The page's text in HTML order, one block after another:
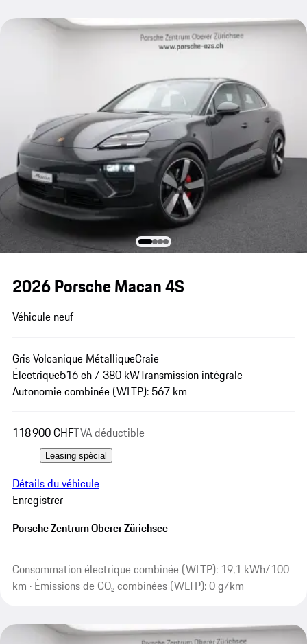
2026 Porsche Macan 4S
Véhicule neuf
Gris Volcanique MétalliqueCraie
Électrique516 ch / 380 kWTransmission intégrale
Autonomie combinée (WLTP): 567 km
118 900 CHFTVA déductible
Leasing spécial
Détails du véhicule
Enregistrer
Porsche Zentrum Oberer Zürichsee
Consommation électrique combinée (WLTP): 19,1 kWh/100
km · Émissions de CO₂ combinées (WLTP): 0 g/km